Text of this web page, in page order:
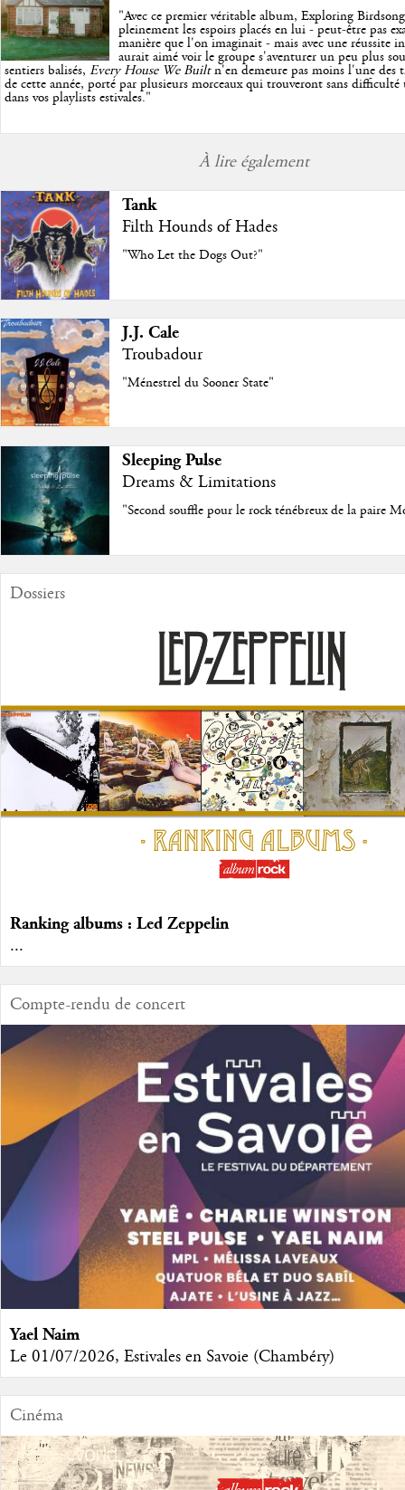
"Avec ce premier véritable album, Exploring
pleinement les espoirs placés en lui - peut-être pas
manière que l'on imaginait - mais avec une réussite
aurait aimé voir le groupe s'aventurer un peu plus
sentiers balisés, Every House We Builtn'en demeure pas moins l'une des
de cette année, porté par plusieurs morceaux qui trouveront sans difficulté
dans vos playlists estivales."
À lire également
Tank
Filth Hounds of Hades
"Who Let the Dogs Out?"
J.J. Cale
Troubadour
"Ménestrel du Sooner State"
Sleeping Pulse
Dreams & Limitations
"Second souffle pour le rock ténébreux de la paire
Dossiers
Ranking albums : Led Zeppelin
...
Compte-rendu de concert
Yael Naim
Le 01/07/2026, Estivales en Savoie (Chambéry)
Cinéma